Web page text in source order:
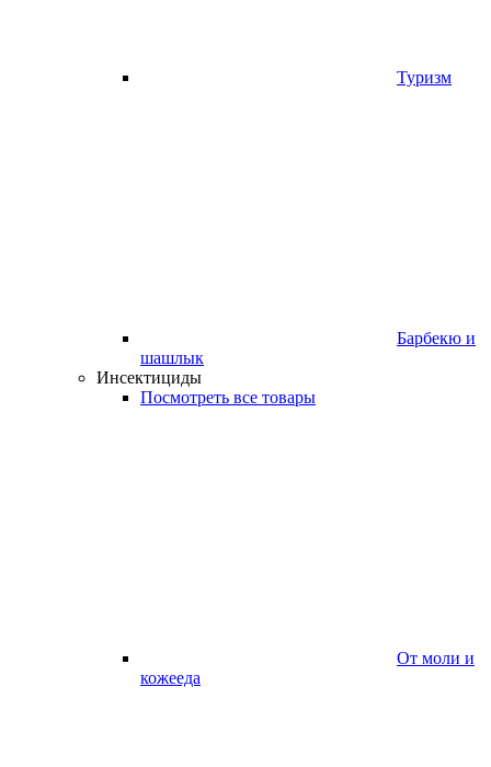
Туризм
Барбекю и
шашлык
Инсектициды
Посмотреть все товары
От моли и
кожееда